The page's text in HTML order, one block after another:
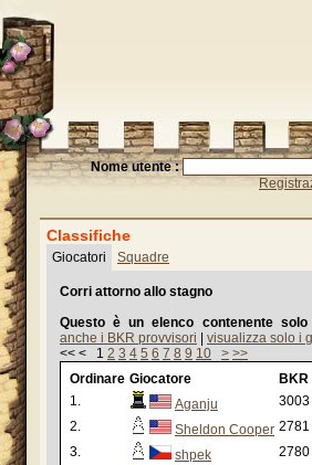
Nome utente :
Classifiche
Giocatori Squadre
Corri attorno allo stagno
Questo è un elenco contenente
anche i BKR provvisori
visualizza solo i
<< < 1 2 3 4 5 6 7 8 9 10 > >>
Ordinare Giocatore
BKR
1.
Aganju
3003
2.
Sheldon Cooper 2781
3.
shpek
2780